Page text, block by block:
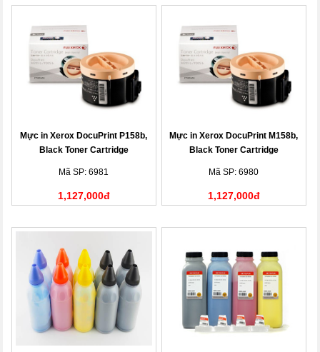
Mực in Xerox DocuPrint P158b,
Black Toner Cartridge
Mã SP: 6981
1,127,000đ
Mực in Xerox DocuPrint M158b,
Black Toner Cartridge
Mã SP: 6980
1,127,000đ